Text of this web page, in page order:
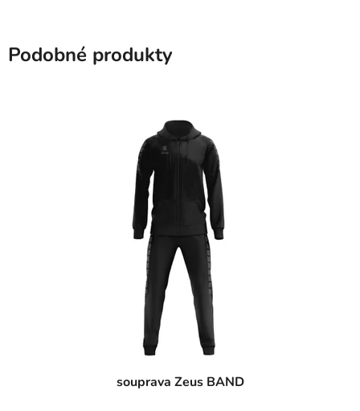
Podobné produkty
souprava Zeus BAND